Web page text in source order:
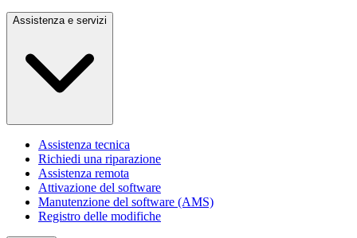
Assistenza e servizi
Assistenza tecnica
Richiedi una riparazione
Assistenza remota
Attivazione del software
Manutenzione del software (AMS)
Registro delle modifiche